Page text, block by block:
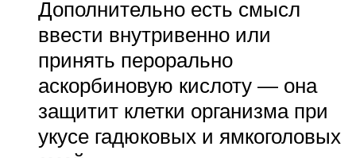
Дополнительно есть смысл
ввести внутривенно или
принять перорально
аскорбиновую кислоту — она
защитит клетки организма при
укусе гадюковых и ямкоголовых